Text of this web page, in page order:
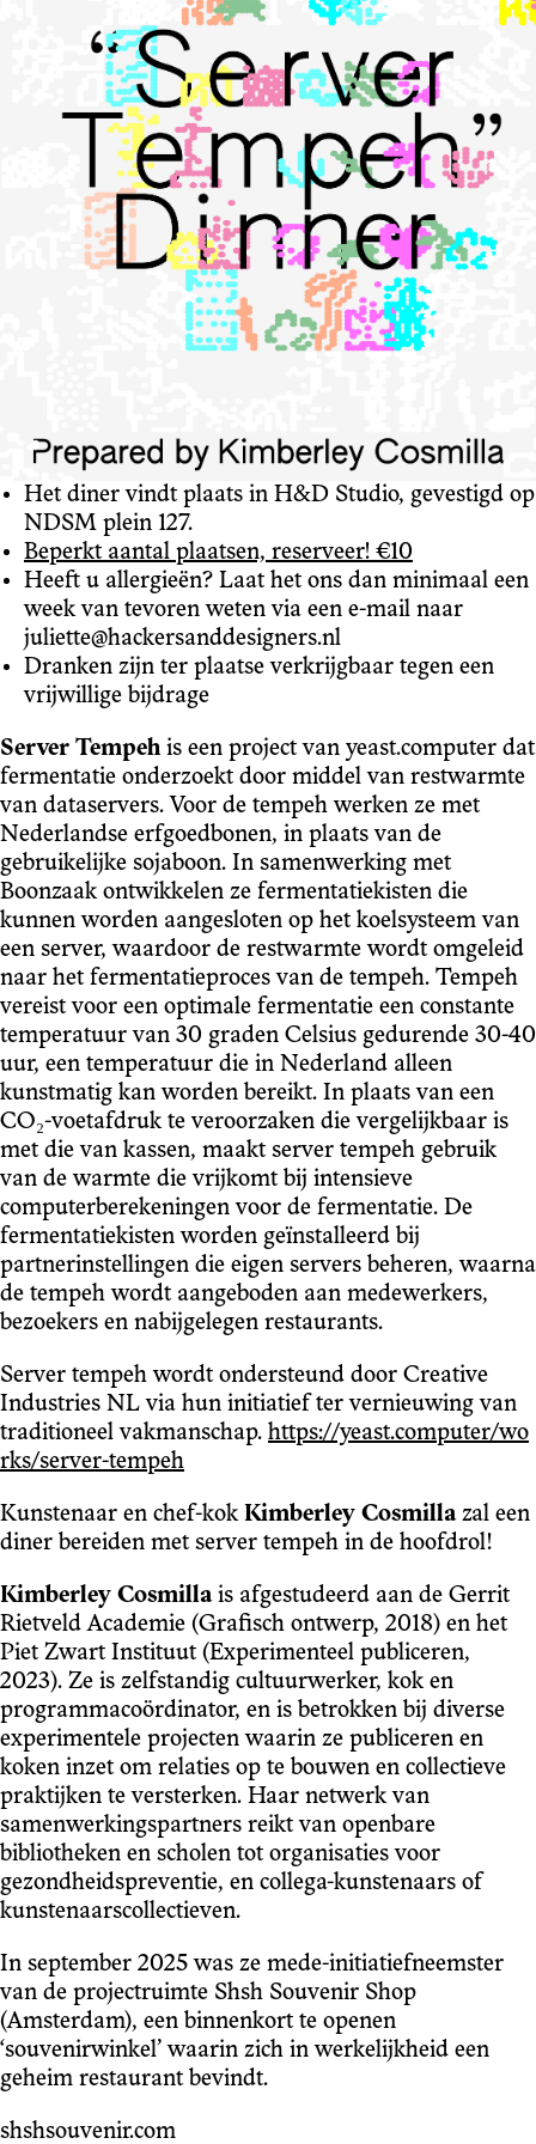
Het diner vindt plaats in H&D Studio, gevestigd op
NDSM plein 127.
Beperkt aantal plaatsen, reserveer! €10
Heeft u allergieën? Laat het ons dan minimaal een
week van tevoren weten via een e-mail naar
juliette@hackersanddesigners.nl
Dranken zijn ter plaatse verkrijgbaar tegen een
vrijwillige bijdrage
Server Tempeh is een project van yeast.computer dat
fermentatie onderzoekt door middel van restwarmte
van dataservers. Voor de tempeh werken ze met
Nederlandse erfgoedbonen, in plaats van de
gebruikelijke sojaboon. In samenwerking met
Boonzaak ontwikkelen ze fermentatiekisten die
kunnen worden aangesloten op het koelsysteem van
een server, waardoor de restwarmte wordt omgeleid
naar het fermentatieproces van de tempeh. Tempeh
vereist voor een optimale fermentatie een constante
temperatuur van 30 graden Celsius gedurende 30-40
uur, een temperatuur die in Nederland alleen
kunstmatig kan worden bereikt. In plaats van een
CO₂-voetafdruk te veroorzaken die vergelijkbaar is
met die van kassen, maakt server tempeh gebruik
van de warmte die vrijkomt bij intensieve
computerberekeningen voor de fermentatie. De
fermentatiekisten worden geïnstalleerd bij
partnerinstellingen die eigen servers beheren, waarna
de tempeh wordt aangeboden aan medewerkers,
bezoekers en nabijgelegen restaurants.
Server tempeh wordt ondersteund door Creative
Industries NL via hun initiatief ter vernieuwing van
traditioneel vakmanschap. https://yeast.computer/wo
rks/server-tempeh
Kunstenaar en chef-kok Kimberley Cosmillazal een
diner bereiden met server tempeh in de hoofdrol!
Kimberley Cosmillais afgestudeerd aan de Gerrit
Rietveld Academie (Grafisch ontwerp, 2018) en het
Piet Zwart Instituut (Experimenteel publiceren,
2023). Ze is zelfstandig cultuurwerker, kok en
programmacoördinator, en is betrokken bij diverse
experimentele projecten waarin ze publiceren en
koken inzet om relaties op te bouwen en collectieve
praktijken te versterken. Haar netwerk van
samenwerkingspartners reikt van openbare
bibliotheken en scholen tot organisaties voor
gezondheidspreventie, en collega-kunstenaars of
kunstenaarscollectieven.
In september 2025 was ze mede-initiatiefneemster
van de projectruimte Shsh Souvenir Shop
(Amsterdam), een binnenkort te openen
‘souvenirwinkel’ waarin zich in werkelijkheid een
geheim restaurant bevindt.
shshsouvenir.com